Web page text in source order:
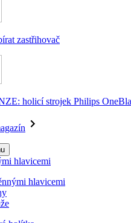
zastřihovač
holicí strojek Philips
hlavicemi